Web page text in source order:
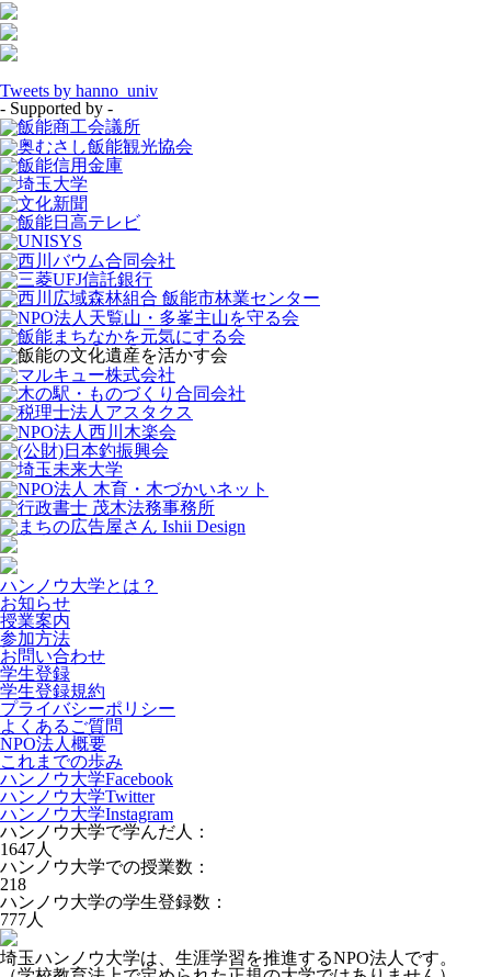
Tweets by hanno_univ
- Supported by -
ハンノウ大学とは？
お知らせ
授業案内
参加方法
お問い合わせ
学生登録
学生登録規約
プライバシーポリシー
よくあるご質問
NPO法人概要
これまでの歩み
ハンノウ大学Facebook
ハンノウ大学Twitter
ハンノウ大学Instagram
ハンノウ大学で学んだ人：
1647人
ハンノウ大学での授業数：
218
ハンノウ大学の学生登録数：
777人
埼玉ハンノウ大学は、生涯学習を推進するNPO法人です。